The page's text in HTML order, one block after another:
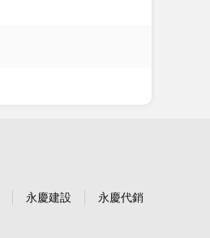
永慶建設
永慶代銷